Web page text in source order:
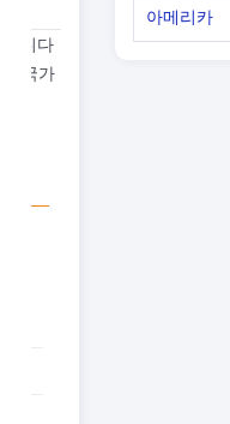
니다
국가
아메리카